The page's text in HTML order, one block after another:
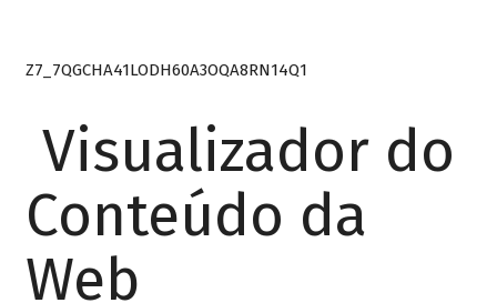
Z7_7QGCHA41LODH60A3OQA8RN14Q1
Visualizador do
Conteúdo da
Web